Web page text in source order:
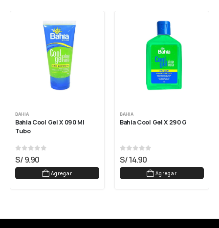
BAHIA
Bahia Cool Gel X 090 Ml
Tubo
0 out of 5
S/9.90
Agregar
BAHIA
Bahia Cool Gel X 290 G
0 out of 5
S/14.90
Agregar